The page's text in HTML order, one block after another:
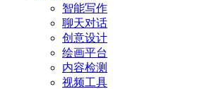
智能写作
聊天对话
创意设计
绘画平台
内容检测
视频工具